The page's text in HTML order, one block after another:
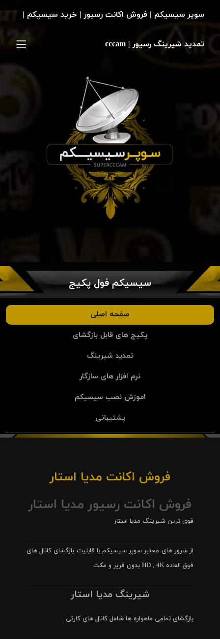
سیسیکم فول پکیج
صفحه اصلی
پکیج های قابل بازگشای
تمدید شیرینگ
نرم افزار های سازگار
اموزش نصب سیسیکم
پشتیبانی
فروش اکانت مدیا استار
فروش اکانت رسیور مدیا استار
قوی ترین شیرینگ مدیا استار
از سرور های معتبر سوپر سیسیکم با قابلیت بازگشای کانال های
فوق العاده HD , 4K بدون فریز و مکث
شیرینگ مدیا استار
بازگشای تمامی ماهواره ها شامل کانال های کارتی
سوپر سیسیکم | فروش اکانت رسیور | خرید سیسیکم |
تمدید شیرینگ رسیور | cccam